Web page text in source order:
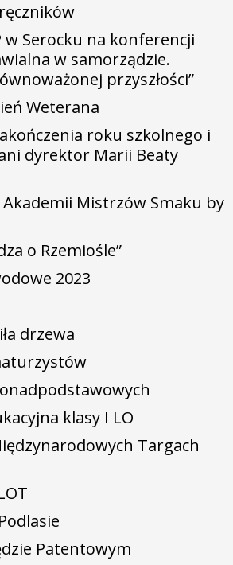
w Serocku na konferencji
w samorządzie.
przyszłości”
Weterana
roku szkolnego i
dyrektor Marii Beaty
Akademii Mistrzów Smaku by
o Rzemiośle”
2023
drzewa
klasy I LO
Targach
Patentowym